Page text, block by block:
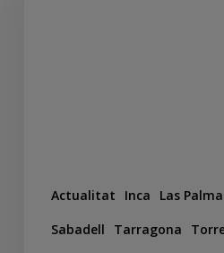
Actualitat Inca Las
Sabadell
Tarragona